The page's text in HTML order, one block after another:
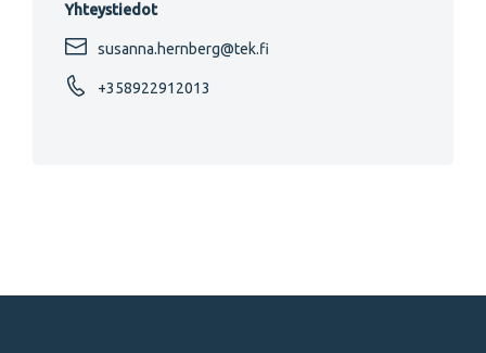
Yhteystiedot
susanna.hernberg@tek.fi
+358922912013